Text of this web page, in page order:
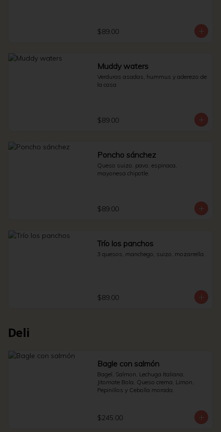
$89.00
Muddy waters
Verduras asadas, hummus y aderezo de
la casa.
$89.00
Poncho sánchez
Queso suizo, pavo, espinaca,
mayonesa chipotle.
$89.00
Trío los panchos
3 quesos, manchego, suizo, mozarrella.
$89.00
Deli
Bagle con salmón
Bagel, Salmon, Lechuga Italiana,
Jitomate Bola, Queso crema, Limon,
Pepinillos y Cebolla morada.
$245.00